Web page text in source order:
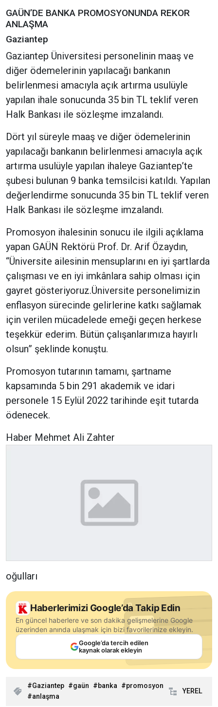
GAÜN’DE BANKA PROMOSYONUNDA REKOR
ANLAŞMA
Gaziantep
Gaziantep Üniversitesi personelinin maaş ve
diğer ödemelerinin yapılacağı bankanın
belirlenmesi amacıyla açık artırma usulüyle
yapılan ihale sonucunda 35 bin TL teklif veren
Halk Bankası ile sözleşme imzalandı.
Dört yıl süreyle maaş ve diğer ödemelerinin
yapılacağı bankanın belirlenmesi amacıyla açık
artırma usulüyle yapılan ihaleye Gaziantep’te
şubesi bulunan 9 banka temsilcisi katıldı. Yapılan
değerlendirme sonucunda 35 bin TL teklif veren
Halk Bankası ile sözleşme imzalandı.
Promosyon ihalesinin sonucu ile ilgili açıklama
yapan GAÜN Rektörü Prof. Dr. Arif Özaydın,
“Üniversite ailesinin mensuplarını en iyi şartlarda
çalışması ve en iyi imkânlara sahip olması için
gayret gösteriyoruz.Üniversite personelimizin
enflasyon sürecinde gelirlerine katkı sağlamak
için verilen mücadelede emeği geçen herkese
teşekkür ederim. Bütün çalışanlarımıza hayırlı
olsun” şeklinde konuştu.
Promosyon tutarının tamamı, şartname
kapsamında 5 bin 291 akademik ve idari
personele 15 Eylül 2022 tarihinde eşit tutarda
ödenecek.
Haber Mehmet Ali Zahter
oğulları
Haberlerimizi Google’da Takip Edin
En güncel haberlere ve son dakika gelişmelerine Google
üzerinden anında ulaşmak için bizi favorilerinize ekleyin.
Google’da tercih edilen
kaynak olarak ekleyin
Gaziantep gaün banka
promosyon
anlaşma
YEREL